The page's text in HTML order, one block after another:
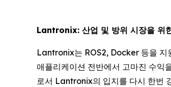
Lantronix: 산업 및 방위 시장을 위
Lantronix는 ROS2, Docker 등을 지
애플리케이션 전반에서 고마진 수익
로서 Lantronix의 입지를 다시 한번